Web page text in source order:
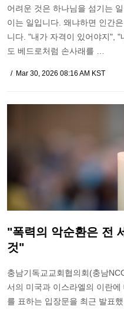
어려운 것은 하나님을 섬기는
이는 일입니다. 왜냐하면 인간
니다. "내가 자격이 있어야지",
도 베드로처럼 손사래를 …
Mar 30, 2026 08:16 AM KST
"폭력의 악순환은 전
것"
충남기독교교회협의회(충남
서의 미국과 이스라엘의 이란
를 표하는 입장문을 최근 발표